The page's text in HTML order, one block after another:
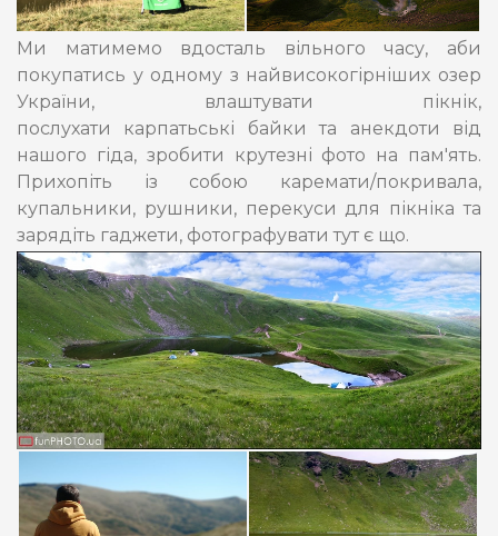
Ми матимемо вдосталь вільного часу, аби
покупатись у одному з найвисокогірніших озер
України, влаштувати пікнік,
послухати карпатьські байки та анекдоти від
нашого гіда, зробити крутезні фото на пам'ять.
Прихопіть із собою каремати/покривала,
купальники, рушники, перекуси для пікніка та
зарядіть гаджети, фотографувати тут є що.